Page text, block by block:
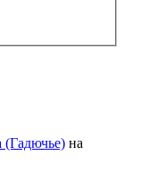
(Гадючье) на